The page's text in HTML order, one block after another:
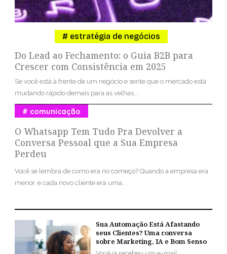
Do Lead ao Fechamento: o Guia B2B para
Crescer com Consistência em 2025
estratégia de negócios
Se você está à frente de um negócio e sente que o mercado está
mudando rápido demais para as velhas...
O Whatsapp Tem Tudo Pra Devolver a
Conversa Pessoal que a Sua Empresa
Perdeu
comunicação
Você se lembra de como era no começo? Quando a empresa era
menor, e cada novo cliente era uma...
Sua Automação Está Afastando
seus Clientes? Uma conversa
sobre Marketing, IA e Bom Senso